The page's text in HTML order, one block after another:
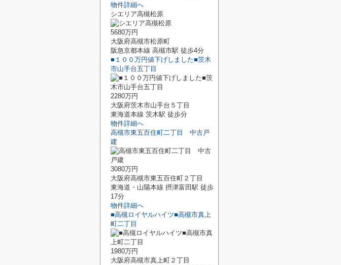
物件詳細へ
シエリア高槻松原
5680万円
大阪府高槻市松原町
阪急京都本線 高槻市駅 徒歩4分
■１００万円値下げしました■茨木
市山手台五丁目
2280万円
大阪府茨木市山手台５丁目
東海道本線 茨木駅 徒歩分
物件詳細へ
高槻市東五百住町二丁目 中古戸
建
3080万円
大阪府高槻市東五百住町２丁目
東海道・山陽本線 摂津富田駅 徒歩
17分
物件詳細へ
■高槻ロイヤルハイツ■高槻市真上
町二丁目
1980万円
大阪府高槻市真上町２丁目